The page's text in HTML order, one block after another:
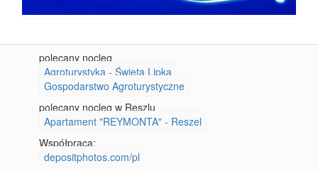
polecany nocleg
Agroturystyka - Święta Lipka
Gospodarstwo Agroturystyczne
polecany nocleg w Reszlu
Apartament "REYMONTA" - Reszel
Współpraca:
depositphotos.com/pl